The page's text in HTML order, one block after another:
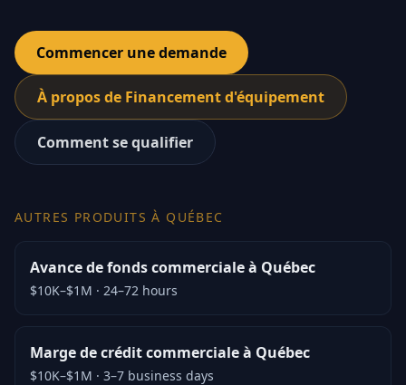
Commencer une demande
À propos de Financement d'équipement
Comment se qualifier
AUTRES PRODUITS À QUÉBEC
Avance de fonds commerciale à Québec
$10K–$1M · 24–72 hours
Marge de crédit commerciale à Québec
$10K–$1M · 3–7 business days